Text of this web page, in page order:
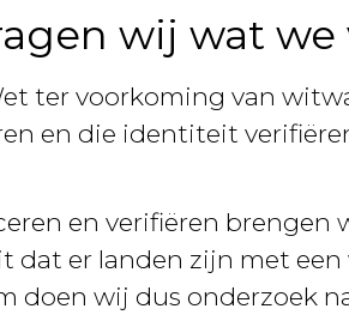
wij wat we
ter voorkoming van
en die identiteit
en verifiëren brengen
dat er landen zijn met
doen wij dus onderzoek